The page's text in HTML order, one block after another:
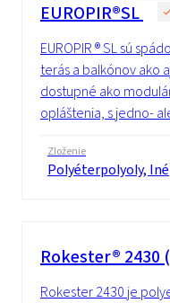
EUROPIR®SL
EUROPIR ® SL sú
terás a balkónov ako
dostupné ako
opláštenia, s jedno-
Zloženie
Polyéterpolyoly, Iné
Rokester®
Rokester 2430 je